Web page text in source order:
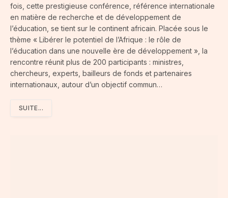
fois, cette prestigieuse conférence, référence internationale
en matière de recherche et de développement de
l’éducation, se tient sur le continent africain. Placée sous le
thème « Libérer le potentiel de l’Afrique : le rôle de
l’éducation dans une nouvelle ère de développement », la
rencontre réunit plus de 200 participants : ministres,
chercheurs, experts, bailleurs de fonds et partenaires
internationaux, autour d’un objectif commun…
SUITE...